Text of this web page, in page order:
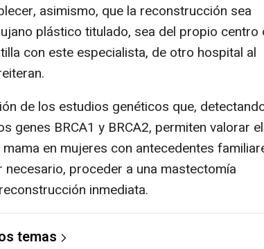
asimismo, que la reconstrucción sea
plástico titulado, sea del propio centro
con este especialista, de otro hospital al
de los estudios genéticos que,
genes BRCA1 y BRCA2, permiten valorar el
en mujeres con antecedentes
proceder a una mastectomía
inmediata.
temas